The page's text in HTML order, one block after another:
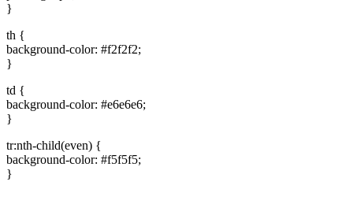
}
th {
background-color: #f2f2f2;
}
td {
background-color: #e6e6e6;
}
tr:nth-child(even) {
background-color: #f5f5f5;
}